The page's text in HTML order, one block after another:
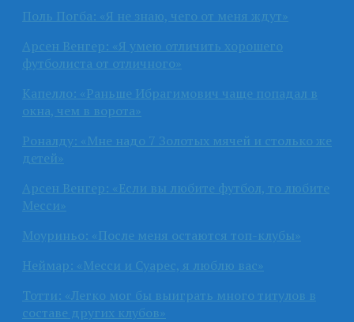
Поль Погба: «Я не знаю, чего от меня ждут»
Арсен Венгер: «Я умею отличить хорошего
футболиста от отличного»
Капелло: «Раньше Ибрагимович чаще попадал в
окна, чем в ворота»
Роналду: «Мне надо 7 Золотых мячей и столько же
детей»
Арсен Венгер: «Если вы любите футбол, то любите
Месси»
Моуриньо: «После меня остаются топ-клубы»
Неймар: «Месси и Суарес, я люблю вас»
Тотти: «Легко мог бы выиграть много титулов в
составе других клубов»